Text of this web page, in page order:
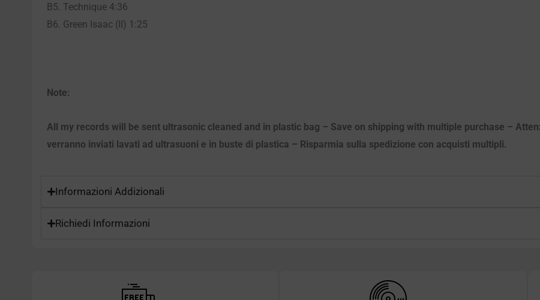
B5. Technique 4:36
B6. Green Isaac (II) 1:25
Note:
All my records will be sent ultrasonic cleaned and in plastic bag – Save on shipping with multiple purchase –
verranno inviati lavati ad ultrasuoni e in buste di plastica – Risparmia sulla spedizione con acquisti multipli.
Informazioni Addizionali
Richiedi Informazioni